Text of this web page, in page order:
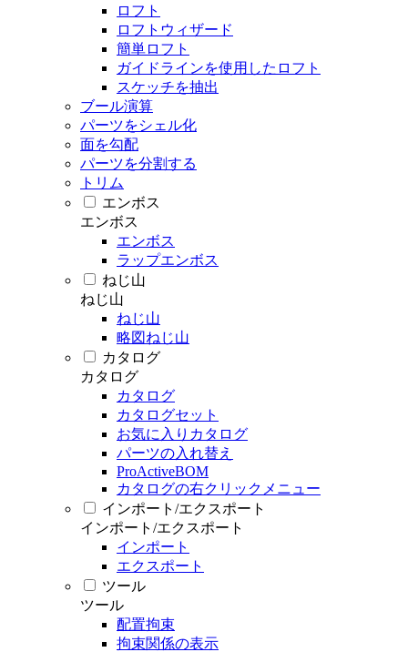
ロフト
ロフトウィザード
簡単ロフト
ガイドラインを使用したロフト
スケッチを抽出
ブール演算
パーツをシェル化
面を勾配
パーツを分割する
トリム
エンボス
エンボス
エンボス
ラップエンボス
ねじ山
ねじ山
ねじ山
略図ねじ山
カタログ
カタログ
カタログ
カタログセット
お気に入りカタログ
パーツの入れ替え
ProActiveBOM
カタログの右クリックメニュー
インポート/エクスポート
インポート/エクスポート
インポート
エクスポート
ツール
ツール
配置拘束
拘束関係の表示